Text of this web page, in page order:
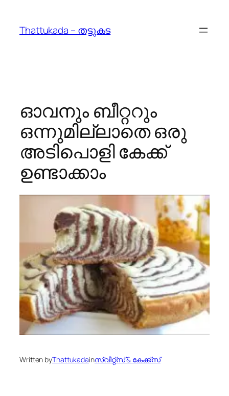
content
Thattukada – തട്ടുകട
ഓവനും ബീറ്ററും
ഒന്നുമില്ലാതെ ഒരു
അടിപൊളി കേക്ക്
ഉണ്ടാക്കാം
Written byThattukadainസ്വീറ്റ്സ് & കേക്ക്സ്